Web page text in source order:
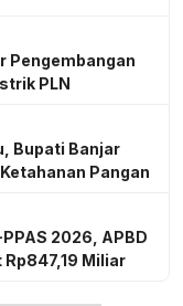
Pengembangan
PLN
Bupati Banjar
Pangan
2026, APBD
Miliar